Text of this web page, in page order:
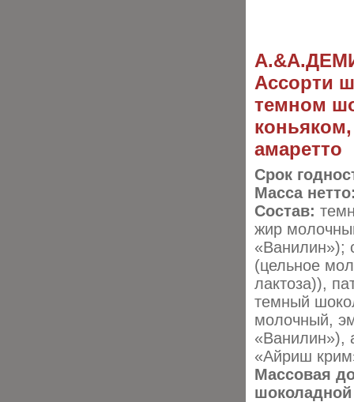
Ассорти
темном
амаретто
Срок
Масса
Состав:
жир
«Ванилин»);
(цельное
лактоза)),
темный
молочный,
«Ванилин»),
«Айриш
Массовая
шоколадной